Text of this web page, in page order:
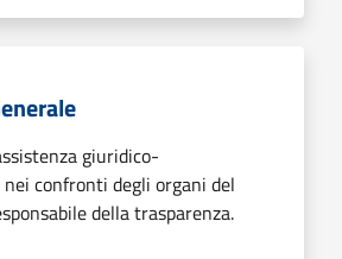
giuridico-
confronti degli organi del
della trasparenza.